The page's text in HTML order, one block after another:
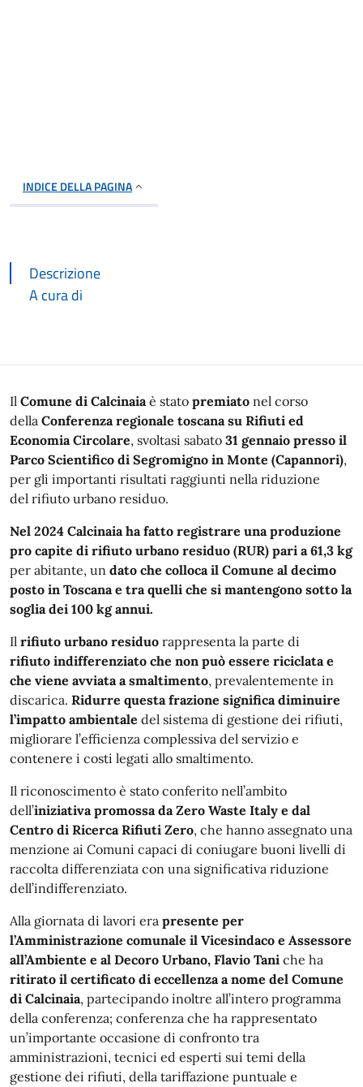
INDICE DELLA PAGINA
Descrizione
A cura di
Descrizione
Il Comune di Calcinaiaè stato premiato nel corso
della Conferenza regionale toscana su Rifiuti ed
Economia Circolare, svoltasi sabato 31 gennaio presso il
Parco Scientifico di Segromigno in Monte (Capannori),
per gli importanti risultati raggiunti nella riduzione
del rifiuto urbano residuo.
Nel 2024 Calcinaia ha fatto registrare una produzione
pro capite di rifiuto urbano residuo (RUR) pari a 61,3 kg
per abitante, un dato che colloca il Comune al decimo
posto in Toscana e tra quelli che si mantengono sotto la
soglia dei 100 kg annui.
Il rifiuto urbano residuo rappresenta la parte di
rifiuto indifferenziato che non può essere riciclata e
che viene avviata a smaltimento, prevalentemente in
discarica. Ridurre questa frazione significa diminuire
l’impatto ambientale del sistema di gestione dei rifiuti,
migliorare l’efficienza complessiva del servizio e
contenere i costi legati allo smaltimento.
Il riconoscimento è stato conferito nell’ambito
dell’iniziativa promossa da Zero Waste Italy e dal
Centro di Ricerca Rifiuti Zero, che hanno assegnato una
menzione ai Comuni capaci di coniugare buoni livelli di
raccolta differenziata con una significativa riduzione
dell’indifferenziato.
Alla giornata di lavori era presente per
l’Amministrazione comunale il Vicesindaco e Assessore
all’Ambiente e al Decoro Urbano, Flavio Tani che ha
ritirato il certificato di eccellenza a nome del Comune
di Calcinaia, partecipando inoltre all’intero programma
della conferenza; conferenza che ha rappresentato
un’importante occasione di confronto tra
amministrazioni, tecnici ed esperti sui temi della
gestione dei rifiuti, della tariffazione puntuale e